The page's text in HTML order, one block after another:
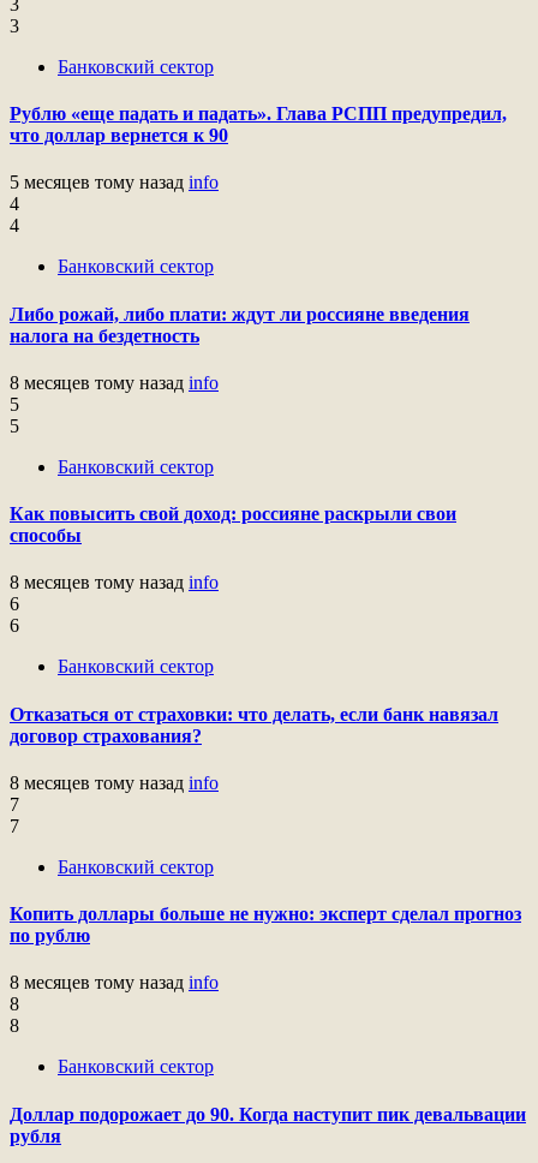
3
Банковский сектор
Рублю «еще падать и падать». Глава РСПП предупредил,
что доллар вернется к 90
5 месяцев тому назад info
4
4
Банковский сектор
Либо рожай, либо плати: ждут ли россияне введения
налога на бездетность
8 месяцев тому назад info
5
5
Банковский сектор
Как повысить свой доход: россияне раскрыли свои
способы
8 месяцев тому назад info
6
6
Банковский сектор
Отказаться от страховки: что делать, если банк навязал
договор страхования?
8 месяцев тому назад info
7
7
Банковский сектор
Копить доллары больше не нужно: эксперт сделал прогноз
по рублю
8 месяцев тому назад info
8
8
Банковский сектор
Доллар подорожает до 90. Когда наступит пик девальвации
рубля